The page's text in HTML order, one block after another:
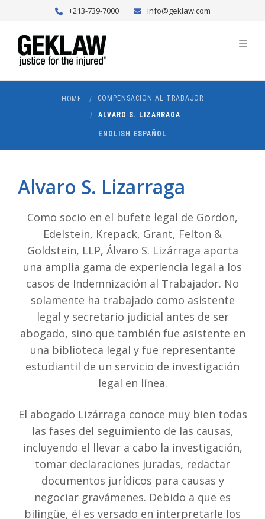
+213-739-7000 info@geklaw.com
HOME
COMPENSACION AL TRABAJOR
ALVARO S. LIZARRAGA
ENGLISH ESPAÑOL
Alvaro S. Lizarraga
Como socio en el bufete legal de Gordon,
Edelstein, Krepack, Grant, Felton &
Goldstein, LLP, Álvaro S. Lizárraga aporta
una amplia gama de experiencia legal a los
casos de Indemnización al Trabajador. No
solamente ha trabajado como asistente
legal y secretario judicial antes de ser
abogado, sino que también fue asistente en
una biblioteca legal y fue representante
estudiantil de un servicio de investigación
legal en línea.
El abogado Lizárraga conoce muy bien todas
las fases del seguimiento de las causas,
incluyendo el llevar a cabo la investigación,
tomar declaraciones juradas, redactar
documentos jurídicos para causas y
negociar gravámenes. Debido a que es
bilingüe, él es versado en interpretarle los